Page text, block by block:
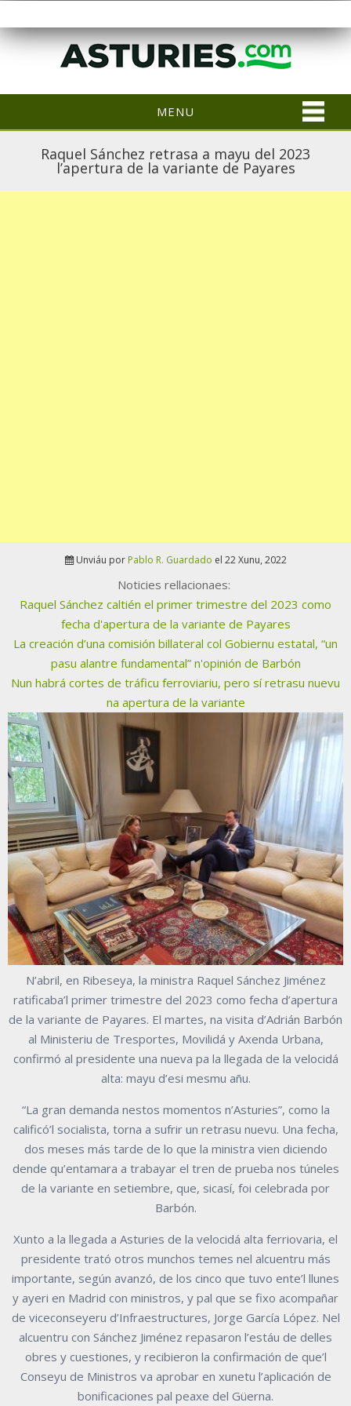
MENU
Raquel Sánchez retrasa a mayu del 2023
l’apertura de la variante de Payares
Unviáu por Pablo R. Guardado el 22 Xunu, 2022
Noticies rellacionaes:
Raquel Sánchez caltién el primer trimestre del 2023 como
fecha d'apertura de la variante de Payares
La creación d’una comisión billateral col Gobiernu estatal, “un
pasu alantre fundamental” n'opinión de Barbón
Nun habrá cortes de tráficu ferroviariu, pero sí retrasu nuevu
na apertura de la variante
N’abril, en Ribeseya, la ministra Raquel Sánchez Jiménez
ratificaba’l primer trimestre del 2023 como fecha d’apertura
de la variante de Payares. El martes, na visita d’Adrián Barbón
al Ministeriu de Tresportes, Movilidá y Axenda Urbana,
confirmó al presidente una nueva pa la llegada de la velocidá
alta: mayu d’esi mesmu añu.
“La gran demanda nestos momentos n’Asturies”, como la
calificó’l socialista, torna a sufrir un retrasu nuevu. Una fecha,
dos meses más tarde de lo que la ministra vien diciendo
dende qu’entamara a trabayar el tren de prueba nos túneles
de la variante en setiembre, que, sicasí, foi celebrada por
Barbón.
Xunto a la llegada a Asturies de la velocidá alta ferriovaria, el
presidente trató otros munchos temes nel alcuentru más
importante, según avanzó, de los cinco que tuvo ente’l llunes
y ayeri en Madrid con ministros, y pal que se fixo acompañar
de viceconseyeru d’Infraestructures, Jorge García López. Nel
alcuentru con Sánchez Jiménez repasaron l’estáu de delles
obres y cuestiones, y recibieron la confirmación de que’l
Conseyu de Ministros va aprobar en xunetu l’aplicación de
bonificaciones pal peaxe del Güerna.